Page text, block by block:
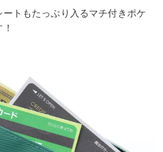
トもたっぷり入るマチ付きポケ